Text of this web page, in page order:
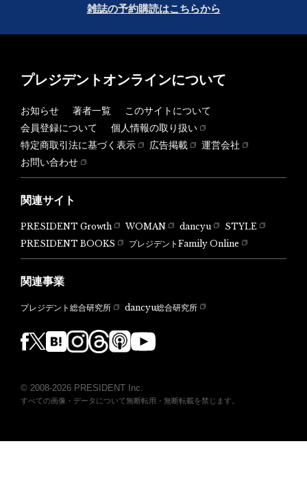
雑誌の予約購読はこちらから
プレジデントオンラインについて
お知らせ 著者一覧
このサイトについて
会員登録について
個人情報の取り扱い
特定商取引法に基づく表示
広告掲載
運営会社
お問い合わせ
関連サイト
PRESIDENT Growth WOMAN dancyu
STYLE
PRESIDENT BOOKS
プレジデントFamily Online
関連事業
プレジデント総合研究所 dancyu総合研究所
© 2008-2026 PRESIDENT Inc.
すべての画像・データについて無断転用・無断転載を禁じます。